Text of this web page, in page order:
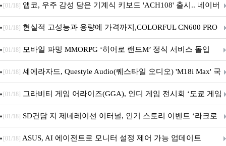
니터·스마트 펫 침대 기부
[01/18] 앱코, 우주 감성 담은 기계식 키보드 'ACH108' 출시.. 네이버
브랜드데이 기획전 진행
[01/18] 현실적 고성능과 용량에 가격까지,COLORFUL CN600 PRO
M.2 NVMe 디앤디컴 1TB
[01/18] 모바일 파밍 MMORPG ‘히어로 랜드M’ 정식 서비스 돌입
[01/18] 셰에라자드, Questyle Audio(퀘스타일 오디오) 'M18i Max' 국
내 정식 출시
[01/18] 그라비티 게임 어라이즈(GGA), 인디 게임 전시회 ‘도쿄 게임
던전 13’ 참가!
[01/18] SD건담 지 제네레이션 이터널, 인기 스토리 이벤트 ‘라크로
아의 용사’ 재개최 및 풍성한 기념 이벤트 실시!
[01/18] ASUS, AI 에이전트로 모니터 설정 제어 가능 업데이트